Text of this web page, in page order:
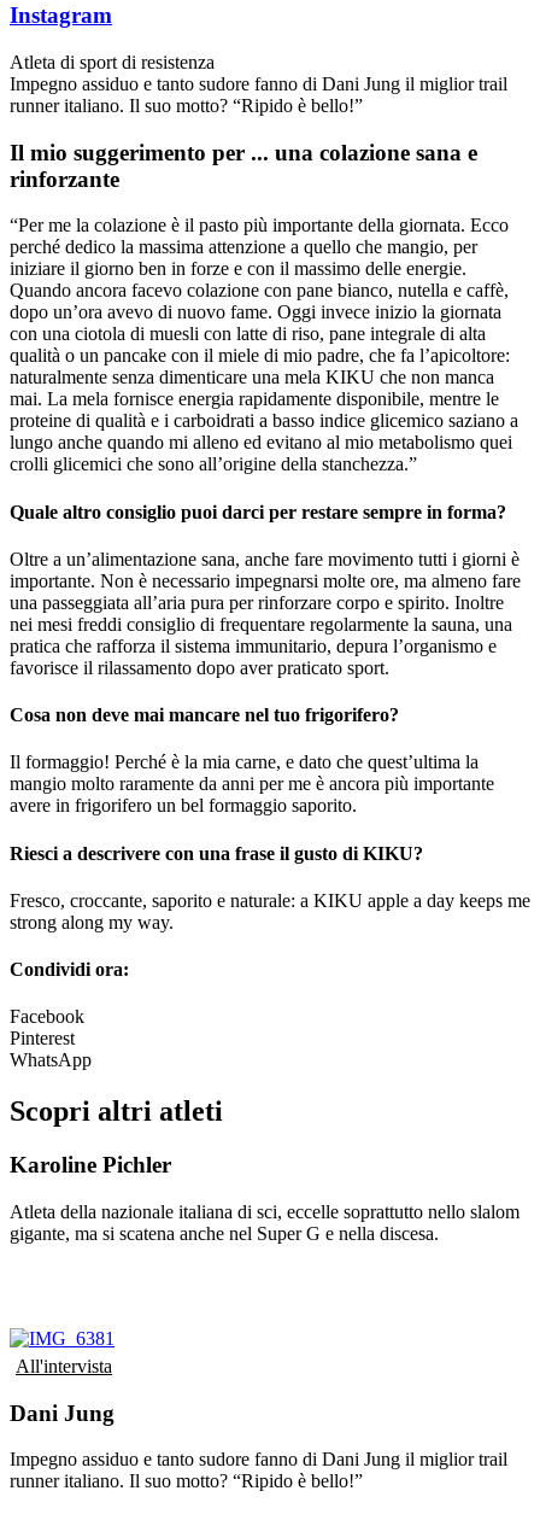
Instagram
Atleta di sport di resistenza
Impegno assiduo e tanto sudore fanno di Dani Jung il miglior trail
runner italiano. Il suo motto? “Ripido è bello!”
Il mio suggerimento per ... una colazione sana e
rinforzante
“Per me la colazione è il pasto più importante della giornata. Ecco
perché dedico la massima attenzione a quello che mangio, per
iniziare il giorno ben in forze e con il massimo delle energie.
Quando ancora facevo colazione con pane bianco, nutella e caffè,
dopo un’ora avevo di nuovo fame. Oggi invece inizio la giornata
con una ciotola di muesli con latte di riso, pane integrale di alta
qualità o un pancake con il miele di mio padre, che fa l’apicoltore:
naturalmente senza dimenticare una mela KIKU che non manca
mai. La mela fornisce energia rapidamente disponibile, mentre le
proteine di qualità e i carboidrati a basso indice glicemico saziano a
lungo anche quando mi alleno ed evitano al mio metabolismo quei
crolli glicemici che sono all’origine della stanchezza.”
Quale altro consiglio puoi darci per restare sempre in forma?
Oltre a un’alimentazione sana, anche fare movimento tutti i giorni è
importante. Non è necessario impegnarsi molte ore, ma almeno fare
una passeggiata all’aria pura per rinforzare corpo e spirito. Inoltre
nei mesi freddi consiglio di frequentare regolarmente la sauna, una
pratica che rafforza il sistema immunitario, depura l’organismo e
favorisce il rilassamento dopo aver praticato sport.
Cosa non deve mai mancare nel tuo frigorifero?
Il formaggio! Perché è la mia carne, e dato che quest’ultima la
mangio molto raramente da anni per me è ancora più importante
avere in frigorifero un bel formaggio saporito.
Riesci a descrivere con una frase il gusto di KIKU?
Fresco, croccante, saporito e naturale: a KIKU apple a day keeps me
strong along my way.
Condividi ora:
Facebook
Pinterest
WhatsApp
Scopri altri atleti
Karoline Pichler
Atleta della nazionale italiana di sci, eccelle soprattutto nello slalom
gigante, ma si scatena anche nel Super G e nella discesa.
All'intervista
Dani Jung
Impegno assiduo e tanto sudore fanno di Dani Jung il miglior trail
runner italiano. Il suo motto? “Ripido è bello!”